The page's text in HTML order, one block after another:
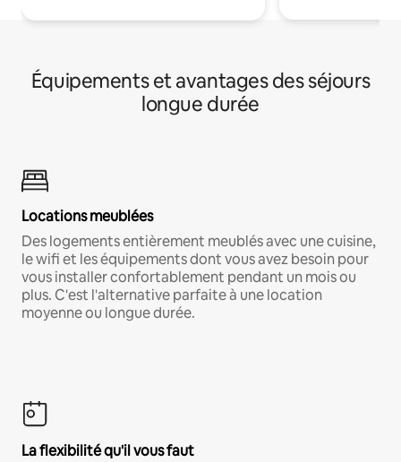
Équipements et avantages des séjours
longue durée
Locations meublées
Des logements entièrement meublés avec une cuisine,
le wifi et les équipements dont vous avez besoin pour
vous installer confortablement pendant un mois ou
plus. C'est l'alternative parfaite à une location
moyenne ou longue durée.
La flexibilité qu'il vous faut